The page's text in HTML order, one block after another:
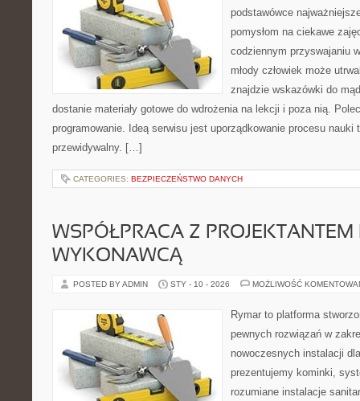
podstawówce
pomysłom na ciekawe
codziennym przyswajaniu
młody człowiek może
znajdzie wskazówki do
dostanie materiały gotowe do wdrożenia na lekcji i poza nią.
programowanie. Ideą serwisu jest uporządkowanie procesu nauki
przewidywalny. […]
CATEGORIES: BEZPIECZEŃSTWO DANYCH
WSPÓŁPRACA Z PROJEKTANTEM
WYKONAWCĄ
POSTED BY ADMIN STY - 10 - 2026 MOŻLIWOŚĆ
Rymar to platforma
pewnych rozwiązań w
nowoczesnych instalacji
prezentujemy kominki,
rozumiane instalacje